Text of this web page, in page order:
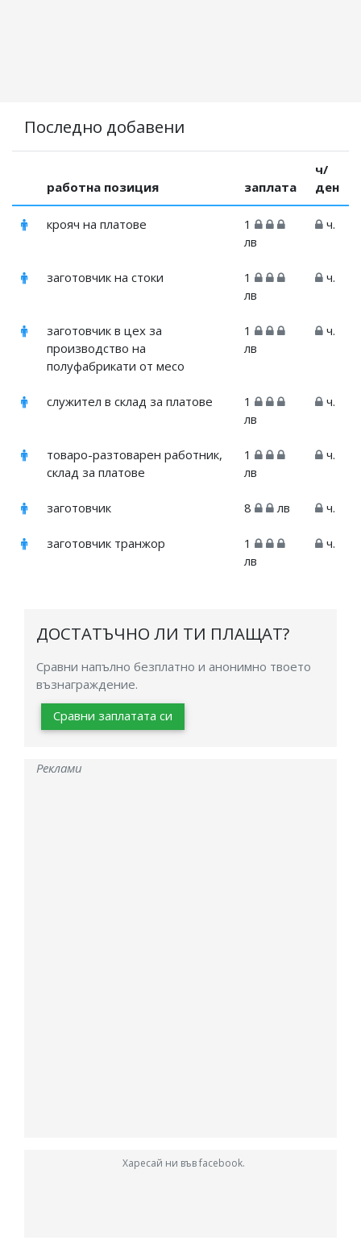
Последно добавени
работна позиция заплата
ч/
ден
крояч на платове
1
лв
ч.
заготовчик на стоки
1
лв
ч.
заготовчик в цех за
производство на
полуфабрикати от месо
1
лв
ч.
служител в склад за платове
1
лв
ч.
товаро-разтоварен работник,
склад за платове
1
лв
ч.
заготовчик 8 лв ч.
заготовчик транжор
1
лв
ч.
ДОСТАТЪЧНО ЛИ ТИ ПЛАЩАТ?
Сравни напълно безплатно и анонимно твоето
възнаграждение.
Сравни заплатата си
Реклами
Харесай ни във facebook.